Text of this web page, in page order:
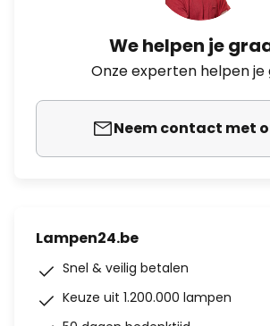
We helpen je
Onze experten helpen je
Neem contact met
Lampen24.be
Snel & veilig betalen
Keuze uit 1.200.000 lampen